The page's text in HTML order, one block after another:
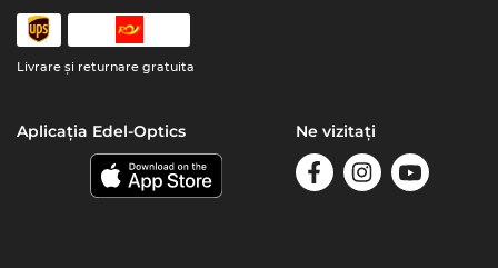
Livrare şi returnare gratuita
Aplicația Edel-Optics Ne vizitați